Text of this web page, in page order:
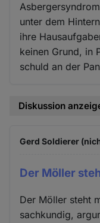
unter dem
ihre
keinen Grund, in
schuld an der
Diskussion
Gerd Soldierer
Der Möller
Der Möller steht
sachkundig,